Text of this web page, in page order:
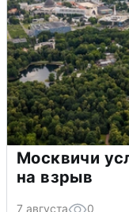
Москвичи
на взрыв
7 августа 0